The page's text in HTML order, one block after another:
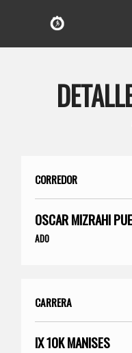
CORREDOR
OSCAR MIZRAHI
ADO
CARRERA
IX 10K MANISES